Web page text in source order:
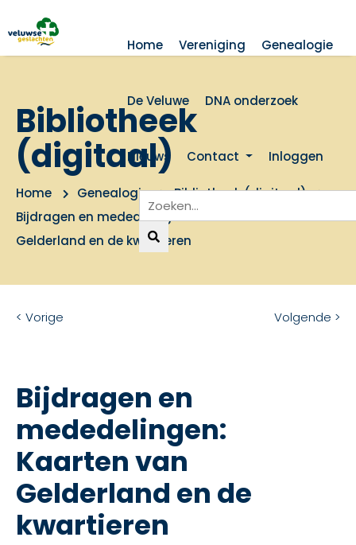
Home Vereniging Genealogie
De Veluwe DNA onderzoek
Nieuws Contact Inloggen
Bibliotheek
(digitaal)
Home Genealogie
Bibliotheek (digitaal)
Bijdragen en mededelingen: Kaarten van
Gelderland en de kwartieren
< Vorige Volgende >
Bijdragen en
mededelingen:
Kaarten van
Gelderland en de
kwartieren